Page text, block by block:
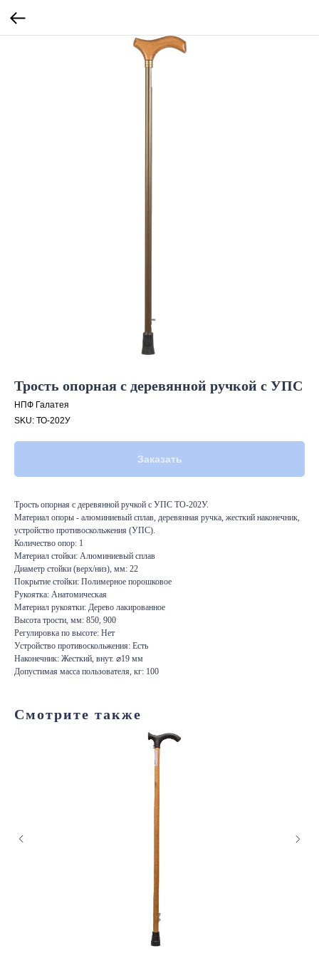
Трость опорная с деревянной ручкой с УПС
НПФ Галатея
SKU: ТО-202У
Заказать
Трость опорная с деревянной ручкой с УПС ТО-202У.
Материал опоры - алюминиевый сплав, деревянная ручка, жесткий наконечник,
устройство противоскольжения (УПС).
Количество опор: 1
Материал стойки: Алюминиевый сплав
Диаметр стойки (верх/низ), мм: 22
Покрытие стойки: Полимерное порошковое
Рукоятка: Анатомическая
Материал рукоятки: Дерево лакированное
Высота трости, мм: 850, 900
Регулировка по высоте: Нет
Устройство противоскольжения: Есть
Наконечник: Жесткий, внут. ⌀19 мм
Допустимая масса пользователя, кг: 100
Смотрите также